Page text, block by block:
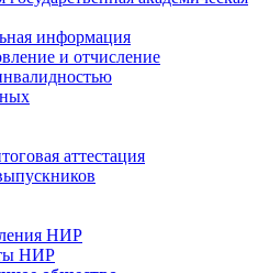
информация
и отчисление
аттестация
НИР
НИР